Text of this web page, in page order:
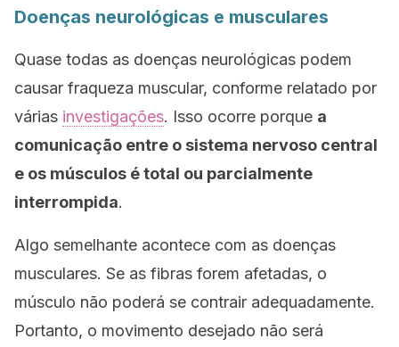
Doenças neurológicas e musculares
Quase todas as doenças neurológicas podem
causar fraqueza muscular, conforme relatado por
várias investigações. Isso ocorre porque a
comunicação entre o sistema nervoso central
e os músculos é total ou parcialmente
interrompida.
Algo semelhante acontece com as doenças
musculares. Se as fibras forem afetadas, o
músculo não poderá se contrair adequadamente.
Portanto, o movimento desejado não será